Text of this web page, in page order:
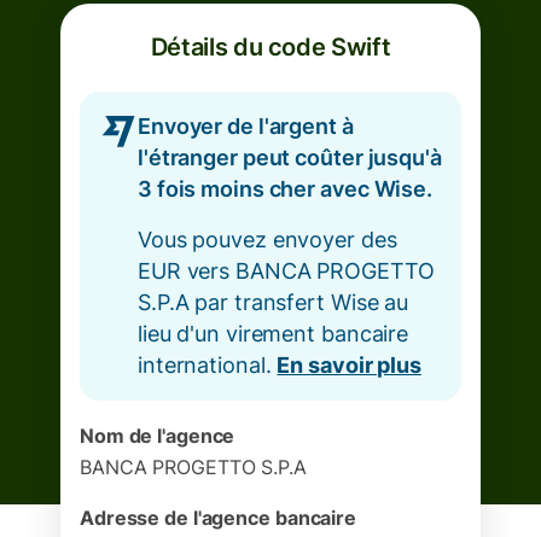
Détails du code Swift
Envoyer de l'argent à
l'étranger peut coûter jusqu'à
3 fois moins cher avec Wise.
Vous pouvez envoyer des
EUR vers BANCA PROGETTO
S.P.A par transfert Wise au
lieu d'un virement bancaire
international. En savoir plus
Nom de l'agence
BANCA PROGETTO S.P.A
Adresse de l'agence bancaire